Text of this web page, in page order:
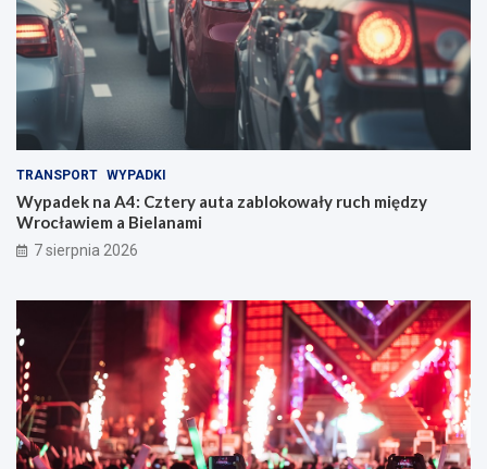
TRANSPORT WYPADKI
Wypadek na A4: Cztery auta zablokowały ruch między
Wrocławiem a Bielanami
7 sierpnia 2026